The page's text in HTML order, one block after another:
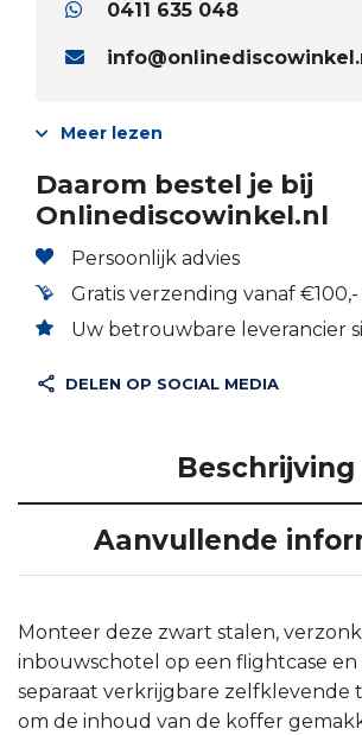
0411 635 048
Meer lezen
Daarom bestel je bij
Onlinediscowinkel.nl
Persoonlijk advies
Gratis verzending vanaf €100,-
Uw betrouwbare leverancier
DELEN OP SOCIAL MEDIA
Beschrijving
Aanvullende
Monteer deze zwart stalen,
inbouwschotel op een flightcase
separaat verkrijgbare zelfklevende
om de inhoud van de koffer